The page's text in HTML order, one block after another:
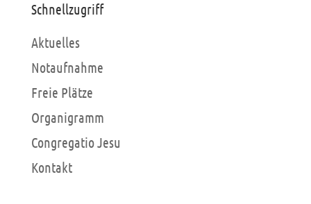
Schnellzugriff
Aktuelles
Notaufnahme
Freie Plätze
Organigramm
Congregatio Jesu
Kontakt